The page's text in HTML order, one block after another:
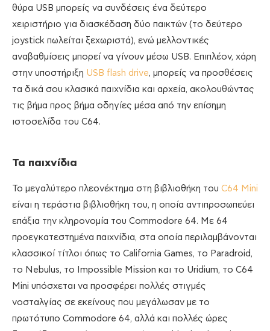
θύρα USB μπορείς να συνδέσεις ένα δεύτερο
χειριστήριο για διασκέδαση δύο παικτών (το δεύτερο
joystick πωλείται ξεχωριστά), ενώ μελλοντικές
αναβαθμίσεις μπορεί να γίνουν μέσω USB. Επιπλέον, χάρη
στην υποστήριξη USB flash drive, μπορείς να προσθέσεις
τα δικά σου κλασικά παιχνίδια και αρχεία, ακολουθώντας
τις βήμα προς βήμα οδηγίες μέσα από την επίσημη
ιστοσελίδα του C64.
Τα παιχνίδια
Το μεγαλύτερο πλεονέκτημα στη βιβλιοθήκη του C64 Mini
είναι η τεράστια βιβλιοθήκη του, η οποία αντιπροσωπεύει
επάξια την κληρονομία του Commodore 64. Με 64
προεγκατεστημένα παιχνίδια, στα οποία περιλαμβάνονται
κλασσικοί τίτλοι όπως το California Games, το Paradroid,
το Nebulus, το Impossible Mission και το Uridium, το C64
Mini υπόσχεται να προσφέρει πολλές στιγμές
νοσταλγίας σε εκείνους που μεγάλωσαν με το
πρωτότυπο Commodore 64, αλλά και πολλές ώρες